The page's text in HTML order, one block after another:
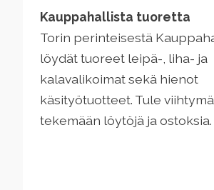
Kauppahallista tuoretta
Torin perinteisestä
löydät tuoreet leipä-, liha- ja
kalavalikoimat sekä hienot
käsityötuotteet. Tule
tekemään löytöjä ja ostoksia.